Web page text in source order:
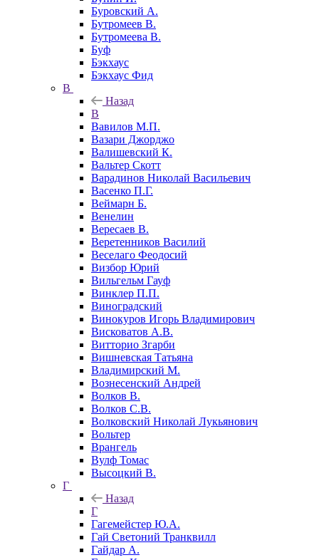
Буровский А.
Бутромеев В.
Бутромеева В.
Буф
Бэкхаус
Бэкхаус Фид
В
Назад
В
Вавилов М.П.
Вазари Джорджо
Валишевский К.
Вальтер Скотт
Варадинов Николай Васильевич
Васенко П.Г.
Веймарн Б.
Венелин
Вересаев В.
Веретенников Василий
Веселаго Феодосий
Визбор Юрий
Вильгельм Гауф
Винклер П.П.
Виноградский
Винокуров Игорь Владимирович
Висковатов А.В.
Витторио Згарби
Вишневская Татьяна
Владимирский М.
Вознесенский Андрей
Волков В.
Волков С.В.
Волковский Николай Лукьянович
Вольтер
Врангель
Вулф Томас
Высоцкий В.
Г
Назад
Г
Гагемейстер Ю.А.
Гай Светоний Транквилл
Гайдар А.